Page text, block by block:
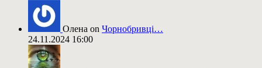
Олена on Чорнобривці…
24.11.2024 16:00